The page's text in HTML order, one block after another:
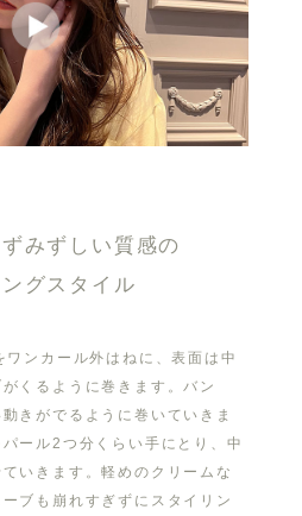
みずしい質感の
グスタイル
ンカール外はねに、表面は中
くるように巻きます。バン
きがでるように巻いていきま
ール2つ分くらい手にとり、中
いきます。軽めのクリームな
ブも崩れすぎずにスタイリン